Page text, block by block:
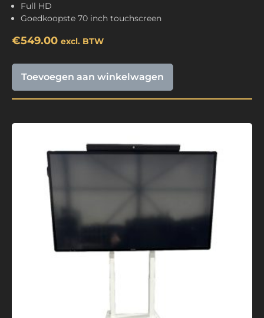
Full HD
Goedkoopste 70 inch touchscreen
€549.00 excl. BTW
Toevoegen aan winkelwagen